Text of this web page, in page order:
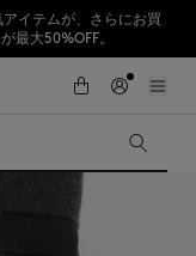
けに遅延が発生する見込
アイテムが、さらにお買
最大50%OFF。